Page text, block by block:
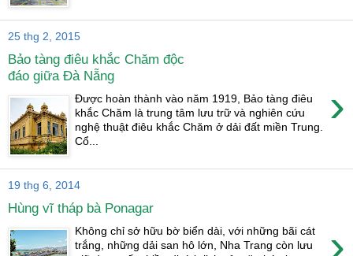
25 thg 2, 2015
Bảo tàng điêu khắc Chăm độc
đáo giữa Đà Nẵng
›
Được hoàn thành vào năm 1919, Bảo tàng điêu
khắc Chăm là trung tâm lưu trữ và nghiên cứu
nghệ thuật điêu khắc Chăm ở dải đất miền Trung.
Cổ...
19 thg 6, 2014
Hùng vĩ tháp bà Ponagar
Không chỉ sở hữu bờ biển dài, với những bãi cát
trắng, những dải san hô lớn, Nha Trang còn lưu